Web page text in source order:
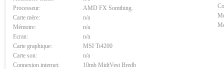
Processeur:
AMD FX Somthing.
Carte mère:
n/a
Mémoire:
n/a
Ecran:
n/a
Carte graphique:
MSI Ti4200
Carte son:
n/a
Connexion internet:
10mb MidtVest Bredb